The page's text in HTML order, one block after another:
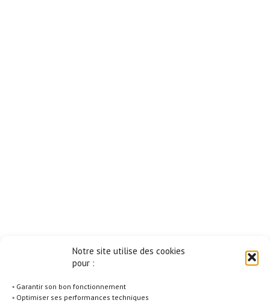
Notre site utilise des cookies
pour :
◦ Garantir son bon fonctionnement
◦ Optimiser ses performances techniques